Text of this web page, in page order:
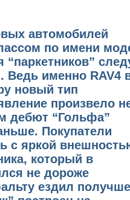
автомобилей
по имени
Ведь именно RAV4
новый тип
произвело
дебют “Гольфа”
Покупатели
с яркой
который в
не дороже
ездил получше